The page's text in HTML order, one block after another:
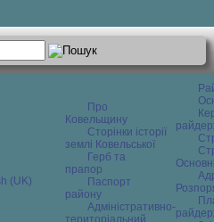
Про
Ковельщину
Сторінки історії
землі Ковельської
Герб та
прапор
Паспорт
району
Адміністративно-
територіальний